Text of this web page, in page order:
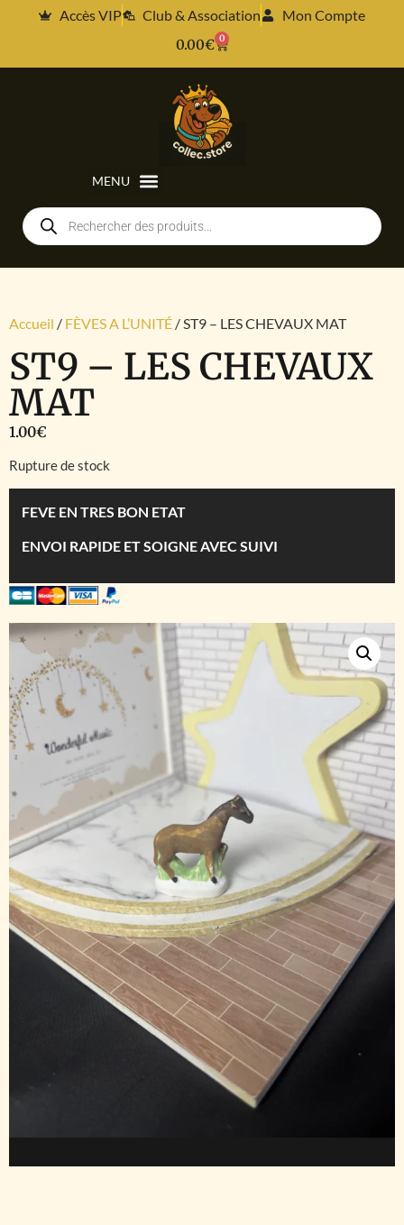
Accès VIP Club & Association
Mon Compte
0.00€ 0
Accueil / FÈVES A L’UNITÉ / ST9 – LES CHEVAUX MAT
ST9 – LES CHEVAUX
MAT
1.00€
Rupture de stock
FEVE EN TRES BON ETAT
ENVOI RAPIDE ET SOIGNE AVEC SUIVI